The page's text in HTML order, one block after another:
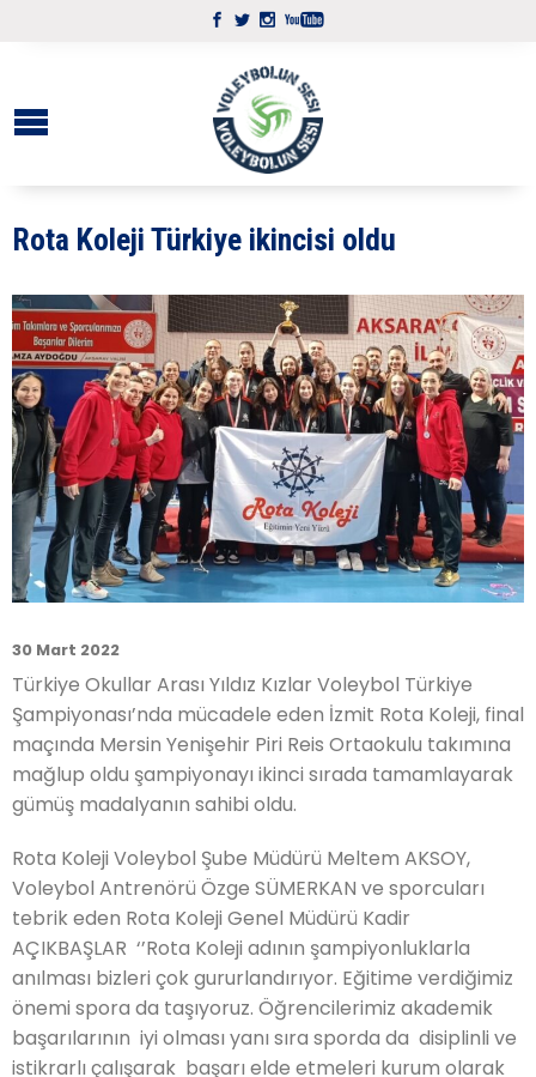
Rota Koleji Türkiye ikincisi oldu
30 Mart 2022
Türkiye Okullar Arası Yıldız Kızlar Voleybol Türkiye
Şampiyonası’nda mücadele eden İzmit Rota Koleji, final
maçında Mersin Yenişehir Piri Reis Ortaokulu takımına
mağlup oldu şampiyonayı ikinci sırada tamamlayarak
gümüş madalyanın sahibi oldu.
Rota Koleji Voleybol Şube Müdürü Meltem AKSOY,
Voleybol Antrenörü Özge SÜMERKAN ve sporcuları
tebrik eden Rota Koleji Genel Müdürü Kadir
AÇIKBAŞLAR ‘’Rota Koleji adının şampiyonluklarla
anılması bizleri çok gururlandırıyor. Eğitime verdiğimiz
önemi spora da taşıyoruz. Öğrencilerimiz akademik
başarılarının iyi olması yanı sıra sporda da disiplinli ve
istikrarlı çalışarak başarı elde etmeleri kurum olarak